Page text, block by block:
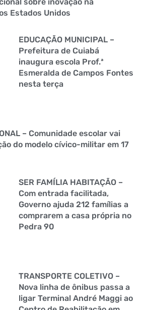
Estados Unidos
EDUCAÇÃO MUNICIPAL –
Prefeitura de Cuiabá
inaugura escola Prof.ª
Esmeralda de Campos Fontes
nesta terça
– Comunidade escolar vai
do modelo cívico-militar em 17
SER FAMÍLIA HABITAÇÃO –
Com entrada facilitada,
Governo ajuda 212 famílias a
comprarem a casa própria no
Pedra 90
TRANSPORTE COLETIVO –
Nova linha de ônibus passa a
ligar Terminal André Maggi ao